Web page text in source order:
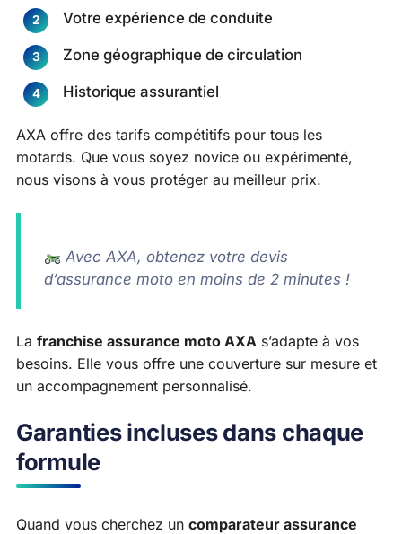
Votre expérience de conduite
Zone géographique de circulation
Historique assurantiel
AXA offre des tarifs compétitifs pour tous les
motards. Que vous soyez novice ou expérimenté,
nous visons à vous protéger au meilleur prix.
Avec AXA, obtenez votre devis
d’assurance moto en moins de 2 minutes !
La franchise assurance moto AXA s’adapte à vos
besoins. Elle vous offre une couverture sur mesure et
un accompagnement personnalisé.
Garanties incluses dans chaque
formule
Quand vous cherchez un comparateur assurance